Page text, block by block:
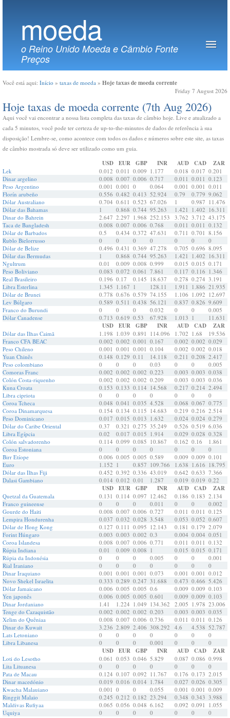
moeda
o Reino Unido Moeda e Câmbio Fonte
Preços
Você está aqui: Início » taxas de moeda » Hoje taxas de moeda corrente
Friday 7 August 2026
Hoje taxas de moeda corrente (7th Aug 2026)
Aqui você vai encontrar a nossa lista completa das taxas de câmbio hoje. Live e atualizado a
cada 5 minutos, você pode ter certeza de up-to-the-minutos de dados de referência à sua
disposição! Lembre-se, como acontece com todos os dados e números sobre este site, as taxas
de câmbio mostrada só deve ser utilizado como um guia.
USD EUR GBP INR AUD CAD ZAR
Lek 0.012 0.011 0.009 1.177 0.018 0.017 0.201
Dinar argelino
0.008 0.007 0.006 0.717 0.011 0.011 0.123
Peso Argentino
0.001 0.001 0 0.064 0.001 0.001 0.011
Florín arubeño
0.556 0.482 0.413 52.924 0.79 0.779 9.062
Dólar Australiano
0.704 0.611 0.523 67.026 1 0.987 11.476
Dólar das Bahamas
1 0.868 0.744 95.263 1.421 1.402 16.311
Dinar do Bahrein
2.647 2.297 1.968 252.153 3.762 3.712 43.175
Taca de Bangladesh
0.008 0.007 0.006 0.768 0.011 0.011 0.132
Dólar de Barbados
0.5 0.434 0.372 47.631 0.711 0.701 8.156
Rublo Bielorrusso
0 0 0 0 0 0 0
Dólar de Belize
0.496 0.431 0.369 47.278 0.705 0.696 8.095
Dólar das Bermudas
1 0.868 0.744 95.263 1.421 1.402 16.311
Ngultrum
0.01 0.009 0.008 0.999 0.015 0.015 0.171
Peso Boliviano
0.083 0.072 0.061 7.861 0.117 0.116 1.346
Real Brasileiro
0.196 0.17 0.145 18.637 0.278 0.274 3.191
Libra Esterlina
1.345 1.167 1 128.11 1.911 1.886 21.935
Dólar de Brunei
0.778 0.676 0.579 74.155 1.106 1.092 12.697
Lev Búlgaro
0.589 0.511 0.438 56.121 0.837 0.826 9.609
Franco do Burundi
0 0 0 0.032 0 0 0.005
Dólar Canadense
0.713 0.619 0.53 67.928 1.013 1 11.631
USD EUR GBP INR AUD CAD ZAR
Dólar das Ilhas Caimã 1.198 1.039 0.891 114.096 1.702 1.68 19.536
Franco CFA BEAC
0.002 0.002 0.001 0.167 0.002 0.002 0.029
Peso Chileno
0.001 0.001 0.001 0.104 0.002 0.002 0.018
Yuan Chinês
0.148 0.129 0.11 14.118 0.211 0.208 2.417
Peso colombiano
0 0 0 0.03 0 0 0.005
Comoras Franc
0.002 0.002 0.002 0.223 0.003 0.003 0.038
Colón Costa-riquenho
0.002 0.002 0.002 0.209 0.003 0.003 0.036
Kuna Croata
0.153 0.133 0.114 14.568 0.217 0.214 2.494
Libra cipriota
0 0 0 0 0 0 0
Coroa Tcheca
0.048 0.041 0.035 4.528 0.068 0.067 0.775
Coroa Dinamarquesa
0.154 0.134 0.115 14.683 0.219 0.216 2.514
Peso Dominicano
0.017 0.015 0.013 1.632 0.024 0.024 0.279
Dólar do Caribe Oriental
0.37 0.321 0.275 35.249 0.526 0.519 6.036
Libra Egípcia
0.02 0.017 0.015 1.914 0.029 0.028 0.328
Colón salvadorenho
0.114 0.099 0.085 10.867 0.162 0.16 1.861
Coroa Estoniana
0 0 0 0 0 0 0
Birr Etíope
0.006 0.005 0.005 0.589 0.009 0.009 0.101
Euro
1.152 1 0.857 109.766 1.638 1.616 18.795
Dólar das Ilhas Fiji
0.452 0.392 0.336 43.019 0.642 0.633 7.366
Dalasi Gambiano
0.014 0.012 0.01 1.287 0.019 0.019 0.22
USD EUR GBP INR AUD CAD ZAR
Quetzal da Guatemala 0.131 0.114 0.097 12.462 0.186 0.183 2.134
Franco guineense
0 0 0 0.011 0 0 0.002
Gourde do Haiti
0.008 0.007 0.006 0.727 0.011 0.011 0.125
Lempira Hondurenha
0.037 0.032 0.028 3.548 0.053 0.052 0.607
Dólar de Hong Kong
0.127 0.111 0.095 12.143 0.181 0.179 2.079
Forint Húngaro
0.003 0.003 0.002 0.3 0.004 0.004 0.051
Coroa Islandesa
0.008 0.007 0.006 0.771 0.011 0.011 0.132
Rúpia Indiana
0.01 0.009 0.008 1 0.015 0.015 0.171
Rúpia da Indonésia
0 0 0 0.005 0 0 0.001
Rial Iraniano
0 0 0 0 0 0 0
Dinar Iraquiano
0.001 0.001 0.001 0.073 0.001 0.001 0.012
Novo Shekel Israelita
0.333 0.289 0.247 31.688 0.473 0.466 5.426
Dólar Jamaicano
0.006 0.005 0.005 0.6 0.009 0.009 0.103
Yen japonês
0.006 0.005 0.005 0.601 0.009 0.009 0.103
Dinar Jordaniano
1.41 1.224 1.049 134.362 2.005 1.978 23.006
Tenge do Cazaquistão
0.002 0.002 0.002 0.203 0.003 0.003 0.035
Xelim do Quêniaa
0.008 0.007 0.006 0.736 0.011 0.011 0.126
Dinar do Kuwait
3.236 2.809 2.406 308.292 4.6 4.538 52.787
Lats Letoniano
0 0 0 0 0 0 0
Libra Libanesa
0 0 0 0.001 0 0 0
USD EUR GBP INR AUD CAD ZAR
Loti do Lesotho 0.061 0.053 0.046 5.829 0.087 0.086 0.998
Lita Lituanesa
0 0 0 0 0 0 0
Pata de Macau
0.124 0.107 0.092 11.767 0.176 0.173 2.015
Dinar macedónio
0.019 0.016 0.014 1.784 0.027 0.026 0.305
Kwacha Malauiano
0.001 0 0 0.055 0.001 0.001 0.009
Ringgit Malaio
0.245 0.212 0.182 23.294 0.348 0.343 3.988
Maldivas Rufiyaa
0.065 0.056 0.048 6.162 0.092 0.091 1.055
Uquiya
0 0 0 0 0 0 0